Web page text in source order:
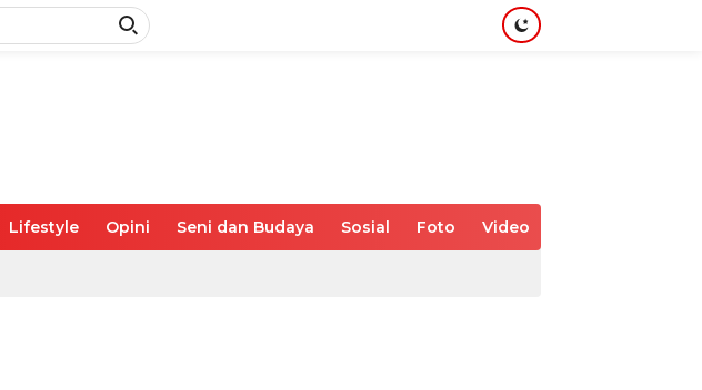
Lifestyle Opini Seni dan Budaya Sosial Foto Video